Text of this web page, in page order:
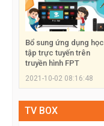
Bổ sung ứng dụng học
tập trực tuyến trên
truyền hình FPT
2021-10-02 08:16:48
TV BOX